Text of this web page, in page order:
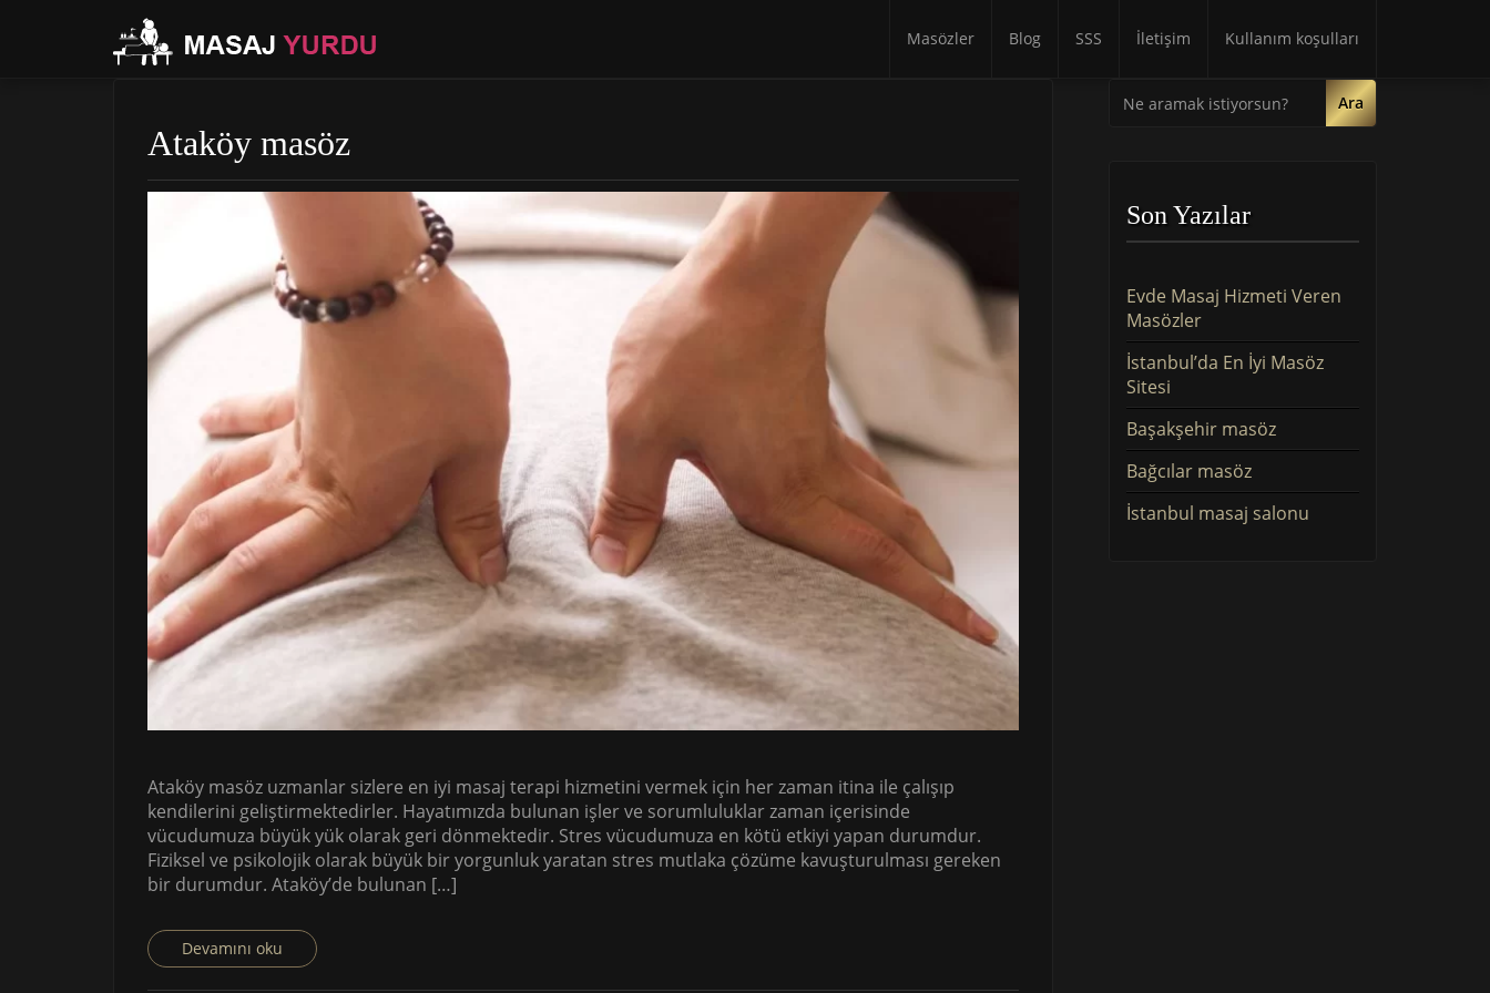
Masözler Blog SSS İletişim Kullanım koşulları
Ataköy masöz
Ataköy masöz uzmanlar sizlere en iyi masaj terapi hizmetini vermek için her zaman itina ile çalışıp
kendilerini geliştirmektedirler. Hayatımızda bulunan işler ve sorumluluklar zaman içerisinde
vücudumuza büyük yük olarak geri dönmektedir. Stres vücudumuza en kötü etkiyi yapan durumdur.
Fiziksel ve psikolojik olarak büyük bir yorgunluk yaratan stres mutlaka çözüme kavuşturulması gereken
bir durumdur. Ataköy’de bulunan […]
Devamını oku
Ara
Son Yazılar
Evde Masaj Hizmeti Veren
Masözler
İstanbul’da En İyi Masöz
Sitesi
Başakşehir masöz
Bağcılar masöz
İstanbul masaj salonu